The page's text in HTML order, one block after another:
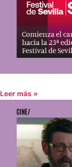
Leer más »